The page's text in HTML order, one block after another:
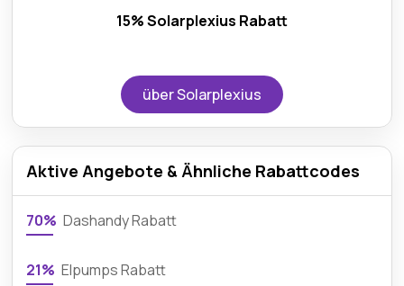
15% Solarplexius Rabatt
über Solarplexius
Aktive Angebote & Ähnliche Rabattcodes
70% Dashandy Rabatt
21% Elpumps Rabatt